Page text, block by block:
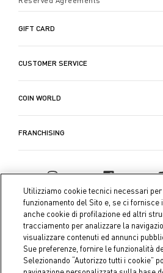
comfort e stile. Daicopriletti
copriletti cotone singoli
, ogni
GIFT CARD
CUSTOMER SERVICE
COIN WORLD
FRANCHISING
Utilizziamo cookie tecnici necessari
funzionamento del Sito e, se ci fornisce
anche cookie di profilazione ed altri
tracciamento per analizzare la
visualizzare contenuti ed annunci
Sue preferenze, fornire le funzionalità
Selezionando “Autorizzo tutti i cookie”